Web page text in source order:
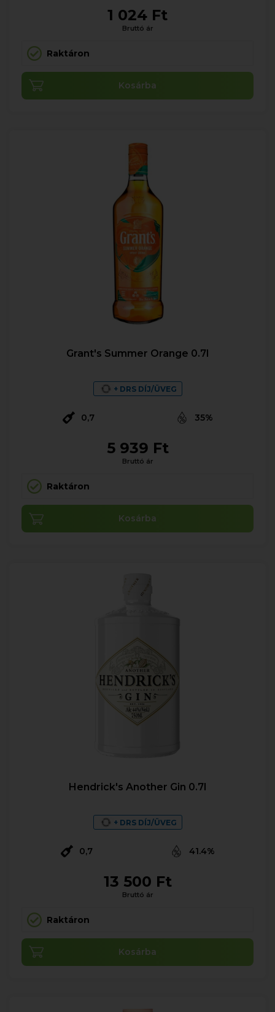
1 024 Ft
Bruttó ár
Raktáron
Kosárba
Grant's Summer Orange 0.7l
+ DRS DÍJ/ÜVEG
0,7 35%
5 939 Ft
Bruttó ár
Raktáron
Kosárba
Hendrick's Another Gin 0.7l
+ DRS DÍJ/ÜVEG
0,7 41.4%
13 500 Ft
Bruttó ár
Raktáron
Kosárba